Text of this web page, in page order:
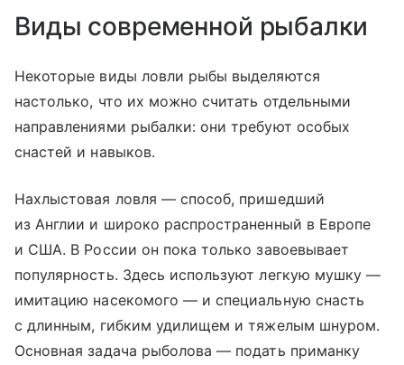
Виды современной рыбалки
Некоторые виды ловли рыбы выделяются
настолько, что их можно считать отдельными
направлениями рыбалки: они требуют особых
снастей и навыков.
Нахлыстовая ловля — способ, пришедший
из Англии и широко распространенный в Европе
и США. В России он пока только завоевывает
популярность. Здесь используют легкую мушку —
имитацию насекомого — и специальную снасть
с длинным, гибким удилищем и тяжелым шнуром.
Основная задача рыболова — подать приманку